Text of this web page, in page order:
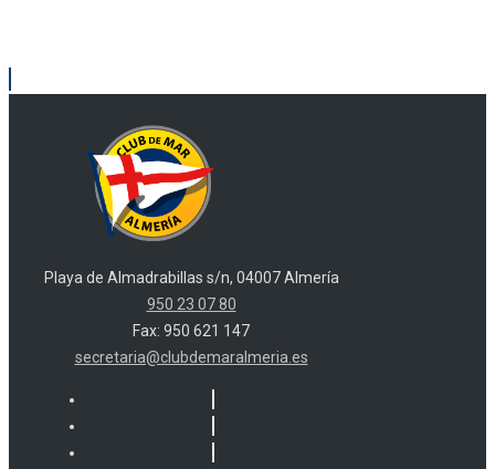
Playa de Almadrabillas s/n, 04007 Almería
950 23 07 80
Fax: 950 621 147
secretaria@clubdemaralmeria.es